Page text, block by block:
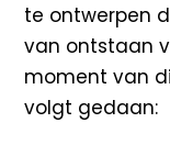
te ontwerpen
van ontstaan
moment van
volgt gedaan: